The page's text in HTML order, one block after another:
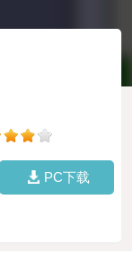
PC下载